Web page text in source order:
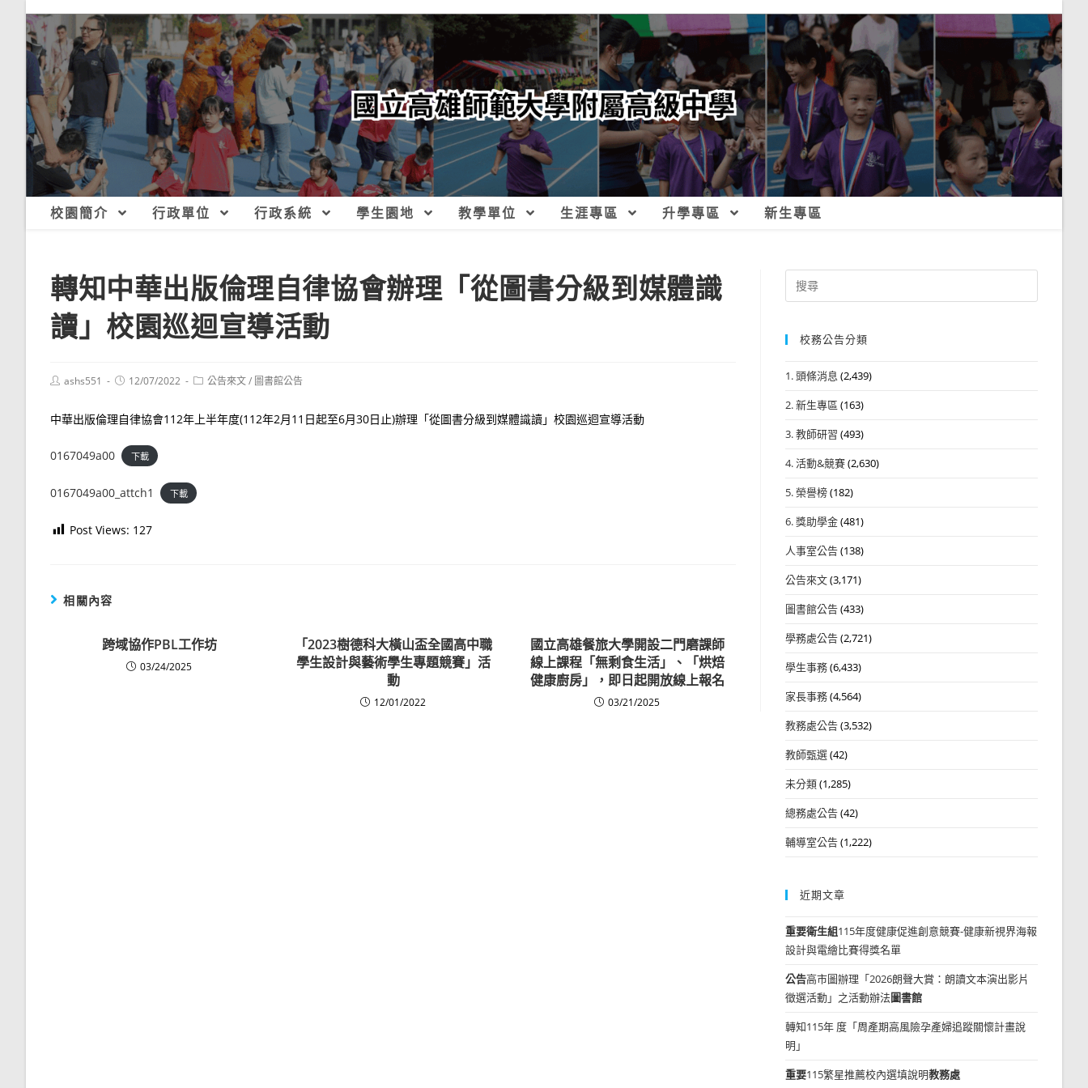
校園簡介 行政單位 行政系統 學生園地 教學單位 生涯專區 升學專區 新生專區
轉知中華出版倫理自律協會辦理「從圖書分級到媒體識
讀」校園巡迴宣導活動
Postashs551
Post12/07/2022
Post公告來文/ 圖書館公告
中華出版倫理自律協會112年上半年度(112年2月11日起至6月30日止)辦理「從圖書分級到媒體識讀」校園巡迴宣導活動
0167049a00 下載
0167049a00_attch1 下載
Post Views: 127
相關內容
跨域協作PBL工作坊
03/24/2025
「2023樹德科大橫山盃全國高中職
學生設計與藝術學生專題競賽」活
動
12/01/2022
國立高雄餐旅大學開設二門磨課師
線上課程「無剩食生活」、「烘焙
健康廚房」，即日起開放線上報名
03/21/2025
Search
for:
校務公告分類
1. 頭條消息 (2,439)
2. 新生專區 (163)
3. 教師研習 (493)
4. 活動&競賽(2,630)
5. 榮譽榜(182)
6. 獎助學金(481)
人事室公告(138)
公告來文(3,171)
圖書館公告(433)
學務處公告(2,721)
學生事務(6,433)
家長事務(4,564)
教務處公告(3,532)
教師甄選(42)
未分類(1,285)
總務處公告(42)
輔導室公告(1,222)
近期文章
重要衛生組115年度健康促進創意競賽-健康新視界海報
設計與電繪比賽得獎名單
公告高市圖辦理「2026朗聲大賞：朗讀文本演出影片
徵選活動」之活動辦法圖書館
轉知115年 度「周產期高風險孕產婦追蹤關懷計畫說
明」
重要115繁星推薦校內選填說明教務處